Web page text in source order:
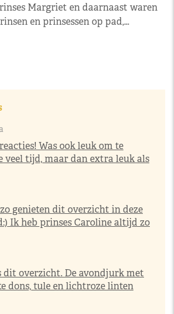
Margriet en daarnaast waren
en prinsessen op pad,…
Was ook leuk om te
veel tijd, maar dan extra leuk als
genieten dit overzicht in deze
Ik heb prinses Caroline altijd zo
dit overzicht. De avondjurk met
dons, tule en lichtroze linten